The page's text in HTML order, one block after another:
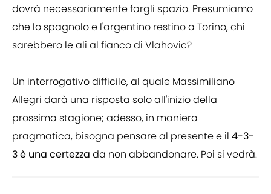
dovrà necessariamente fargli spazio. Presumiamo
che lo spagnolo e l'argentino restino a Torino, chi
sarebbero le ali al fianco di Vlahovic?
Un interrogativo difficile, al quale Massimiliano
Allegri darà una risposta solo all'inizio della
prossima stagione; adesso, in maniera
pragmatica, bisogna pensare al presente e il 4-3-
3 è una certezza da non abbandonare. Poi si vedrà.